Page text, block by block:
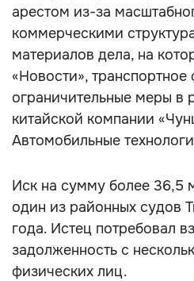
арестом из-за
коммерческими
материалов дела, на
«Новости»,
ограничительные меры в
китайской компании
Автомобильные
Иск на сумму более 36,5
один из районных судов
года. Истец потребовал
задолженность с
физических лиц.